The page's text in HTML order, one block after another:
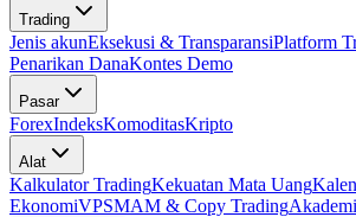
Trading
Jenis akunEksekusi & TransparansiPlatform
Penarikan DanaKontes Demo
Pasar
ForexIndeksKomoditasKripto
Alat
Kalkulator TradingKekuatan Mata Uang
EkonomiVPSMAM & Copy TradingAkademi